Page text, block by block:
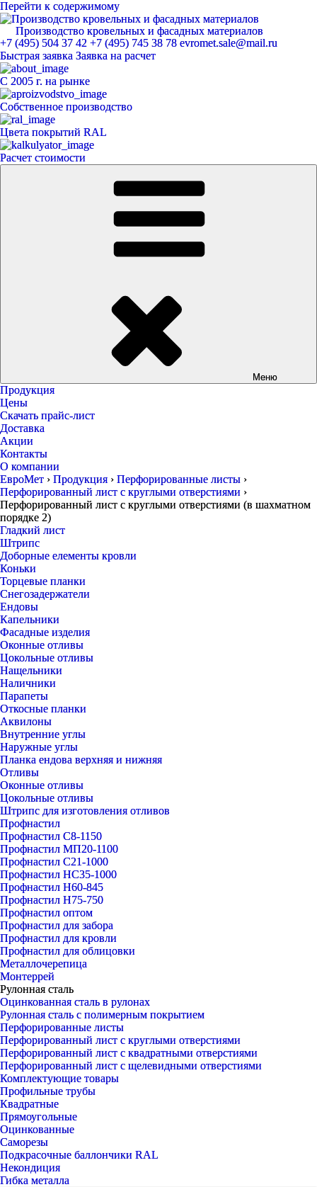
Перейти к содержимому
Производство кровельных и фасадных материалов
ЕвроМет
+7 (495) 504 37 42 +7 (495) 745 38 78 evromet.sale@mail.ru
Быстрая заявка Заявка на расчет
С 2005 г. на рынке
Собственное производство
Цвета покрытий RAL
Расчет стоимости
Меню
Продукция
Цены
Скачать прайс-лист
Доставка
Акции
Контакты
О компании
ЕвроМет › Продукция › Перфорированные листы ›
Перфорированный лист с круглыми отверстиями ›
Перфорированный лист с круглыми отверстиями (в шахматном
порядке 2)
Гладкий лист
Штрипс
Доборные елементы кровли
Коньки
Торцевые планки
Снегозадержатели
Ендовы
Капельники
Фасадные изделия
Оконные отливы
Цокольные отливы
Нащельники
Наличники
Парапеты
Откосные планки
Аквилоны
Внутренние углы
Наружные углы
Планка ендова верхняя и нижняя
Отливы
Оконные отливы
Цокольные отливы
Штрипс для изготовления отливов
Профнастил
Профнастил С8-1150
Профнастил МП20-1100
Профнастил С21-1000
Профнастил НС35-1000
Профнастил Н60-845
Профнастил Н75-750
Профнастил оптом
Профнастил для забора
Профнастил для кровли
Профнастил для облицовки
Металлочерепица
Монтеррей
Рулонная сталь
Оцинкованная сталь в рулонах
Рулонная сталь с полимерным покрытием
Перфорированные листы
Перфорированный лист с круглыми отверстиями
Перфорированный лист с квадратными отверстиями
Перфорированный лист с щелевидными отверстиями
Комплектующие товары
Профильные трубы
Квадратные
Прямоугольные
Оцинкованные
Саморезы
Подкрасочные баллончики RAL
Некондиция
Гибка металла